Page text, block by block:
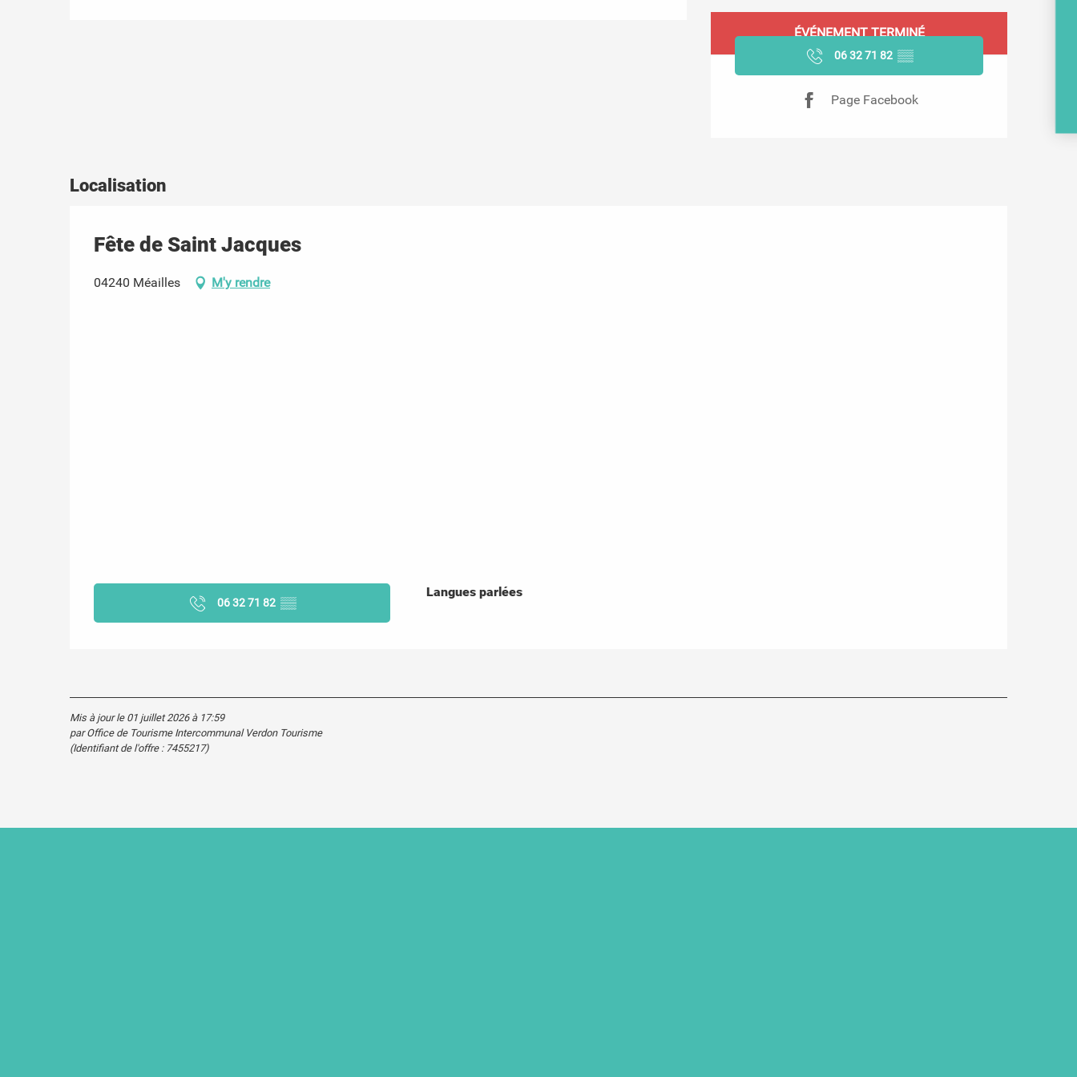
Ouverture et coordonnées
ÉVÉNEMENT TERMINÉ
06 32 71 82 ▒▒
Page Facebook
Localisation
Fête de Saint Jacques
04240 Méailles M'y rendre
06 32 71 82 ▒▒
Langues parlées
Langues parlées
Mis à jour le 01 juillet 2026 à 17:59
par Office de Tourisme Intercommunal Verdon Tourisme
(Identifiant de l'offre : 7455217)